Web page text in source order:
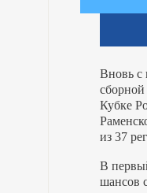
Вновь с
Кубке
из 37
В
шансов